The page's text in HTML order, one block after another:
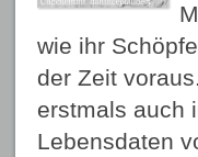
wie ihr
der Zeit
erstmals auch
Lebensdaten